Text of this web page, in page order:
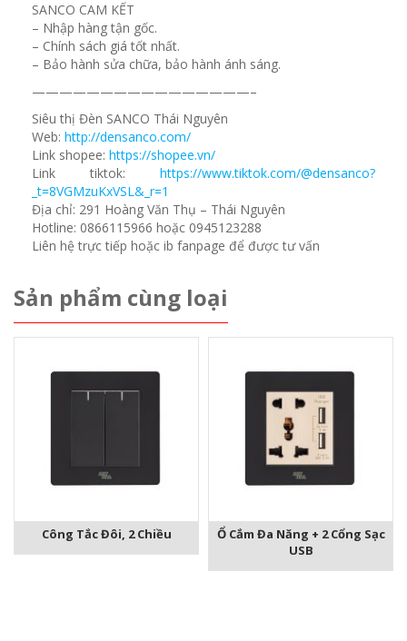
SANCO CAM KẾT
– Nhập hàng tận gốc.
– Chính sách giá tốt nhất.
– Bảo hành sửa chữa, bảo hành ánh sáng.
————————————————–
Siêu thị Đèn SANCO Thái Nguyên
Web: http://densanco.com/
Link shopee: https://shopee.vn/
Link tiktok: https://www.tiktok.com/@densanco?
_t=8VGMzuKxVSL&_r=1
Địa chỉ: 291 Hoàng Văn Thụ – Thái Nguyên
Hotline: 0866115966 hoặc 0945123288
Liên hệ trực tiếp hoặc ib fanpage để được tư vấn
Sản phẩm cùng loại
Công Tắc Đôi, 2 Chiều
Ổ Cắm Đa Năng + 2 Cổng Sạc
USB